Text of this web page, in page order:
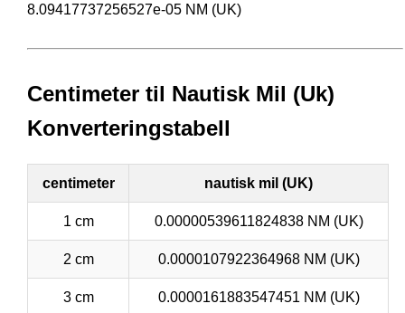
8.09417737256527e-05 NM (UK)
Centimeter til Nautisk Mil (Uk)
Konverteringstabell
centimeter nautisk mil (UK)
1 cm 0.00000539611824838 NM (UK)
2 cm 0.0000107922364968 NM (UK)
3 cm 0.0000161883547451 NM (UK)